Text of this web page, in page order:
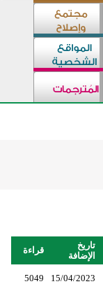
تاريخ
الإضافة
قراءة
15/04/2023
5049